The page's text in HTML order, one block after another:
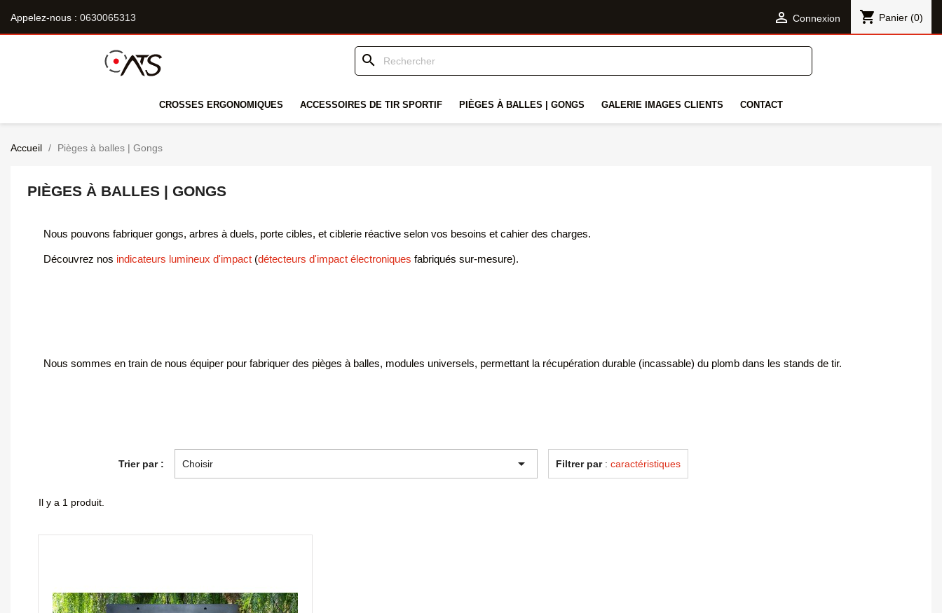
Appelez-nous : 0630065313  Connexion shopping_cart Panier (0)
search
CROSSES ERGONOMIQUES ACCESSOIRES DE TIR SPORTIF PIÈGES À BALLES | GONGS GALERIE IMAGES CLIENTS CONTACT
Accueil Pièges à balles | Gongs
PIÈGES À BALLES | GONGS
Nous pouvons fabriquer gongs, arbres à duels, porte cibles, et ciblerie réactive selon vos besoins et cahier des charges.
Découvrez nos indicateurs lumineux d'impact (détecteurs d'impact électroniques fabriqués sur-mesure).
Nous sommes en train de nous équiper pour fabriquer des pièges à balles, modules universels, permettant la récupération durable (incassable) du plomb dans les stands de tir.
Trier par : Choisir  Filtrer par : caractéristiques
Il y a 1 produit.